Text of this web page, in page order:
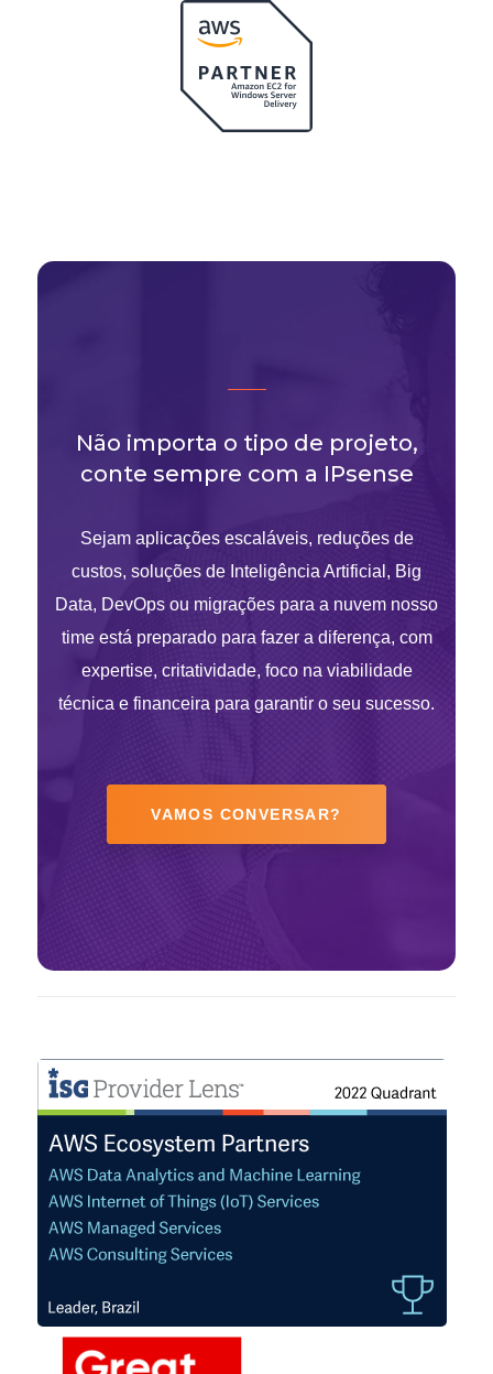
Não importa o tipo de projeto,
conte sempre com a IPsense
Sejam aplicações escaláveis, reduções de
custos, soluções de Inteligência Artificial, Big
Data, DevOps ou migrações para a nuvem nosso
time está preparado para fazer a diferença, com
expertise, critatividade, foco na viabilidade
técnica e financeira para garantir o seu sucesso.
VAMOS CONVERSAR?